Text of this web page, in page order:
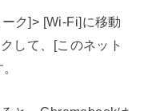
ク]> [Wi-Fi]に移動
して、[このネット